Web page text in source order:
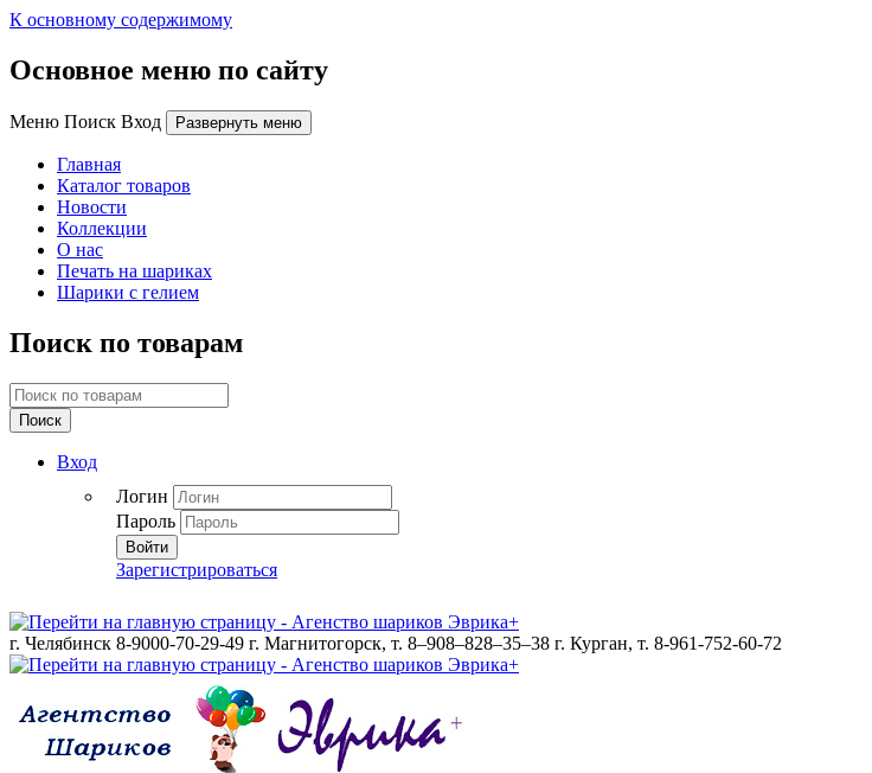
К основному содержимому
Основное меню по сайту
Меню Поиск Вход Развернуть меню
Главная
Каталог товаров
Новости
Коллекции
О нас
Печать на шариках
Шарики с гелием
Поиск по товарам
Поиск
Вход
Логин
Пароль
Войти
Зарегистрироваться
г. Челябинск 8-9000-70-29-49 г. Магнитогорск, т. 8–908–828–35–38 г. Курган, т. 8-961-752-60-72